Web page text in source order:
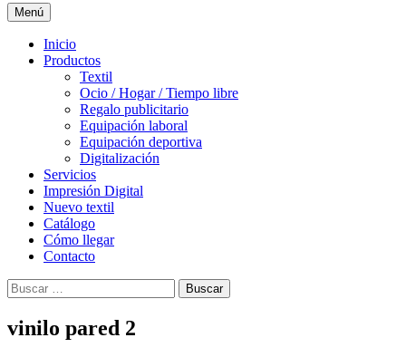
Menú Saltar
al
contenido
Inicio
Productos
Textil
Ocio / Hogar / Tiempo libre
Regalo publicitario
Equipación laboral
Equipación deportiva
Digitalización
Servicios
Impresión Digital
Nuevo textil
Catálogo
Cómo llegar
Contacto
Buscar:
vinilo pared 2